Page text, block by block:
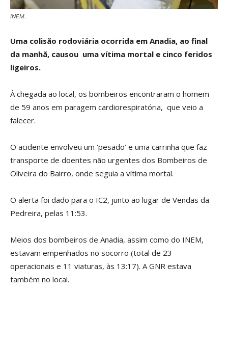
INEM.
Uma colisão rodoviária ocorrida em Anadia, ao final
da manhã, causou uma vítima mortal e cinco feridos
ligeiros.
À chegada ao local, os bombeiros encontraram o homem
de 59 anos em paragem cardiorespiratória, que veio a
falecer.
O acidente envolveu um ‘pesado’ e uma carrinha que faz
transporte de doentes não urgentes dos Bombeiros de
Oliveira do Bairro, onde seguia a vítima mortal.
O alerta foi dado para o IC2, junto ao lugar de Vendas da
Pedreira, pelas 11:53.
Meios dos bombeiros de Anadia, assim como do INEM,
estavam empenhados no socorro (total de 23
operacionais e 11 viaturas, às 13:17). A GNR estava
também no local.